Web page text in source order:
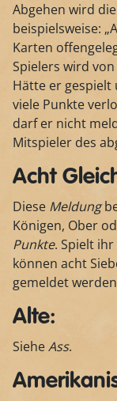
Abgehen wird
beispielsweise:
Karten
Spielers wird
Hätte er gespielt
viele Punkte
darf er nicht
Mitspieler des
Acht
Diese Meldung
Königen, Ober
Punkte. Spielt
können acht
gemeldet
Alte:
SieheAss.